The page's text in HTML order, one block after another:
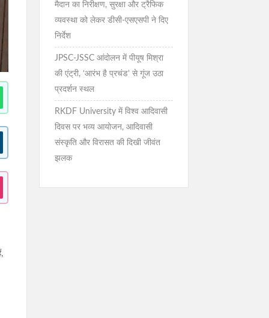
मैदान का निरीक्षण, सुरक्षा और ट्रैफिक
व्यवस्था को लेकर डीसी-एसएसपी ने दिए
निर्देश
JPSC-JSSC आंदोलन में पीयूष मिश्रा
की एंट्री, ‘आरंभ है प्रचंड’ से गूंज उठा
प्रदर्शन स्थल
RKDF University में विश्व आदिवासी
दिवस पर भव्य आयोजन, आदिवासी
संस्कृति और विरासत की दिखी जीवंत
झलक